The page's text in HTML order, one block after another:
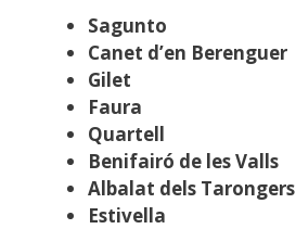
Sagunto
Canet d’en Berenguer
Gilet
Faura
Quartell
Benifairó de les Valls
Albalat dels Tarongers
Estivella